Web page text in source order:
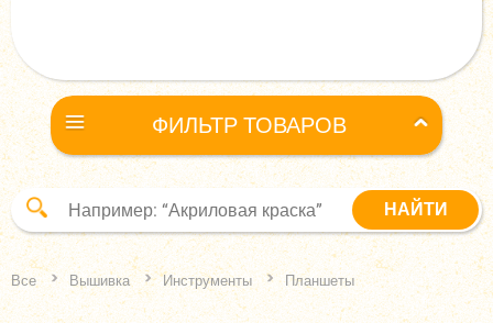
ФИЛЬТР ТОВАРОВ
Все Вышивка Инструменты Планшеты